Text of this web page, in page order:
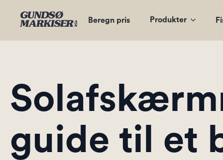
Beregn pris Produkter
guide til et